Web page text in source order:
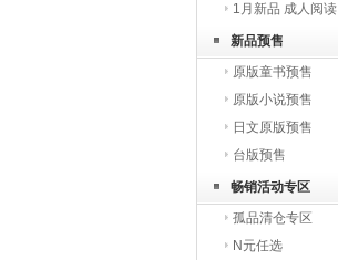
1月新品 成人阅读
新品预售
原版童书预售
原版小说预售
日文原版预售
台版预售
畅销活动专区
孤品清仓专区
N元任选